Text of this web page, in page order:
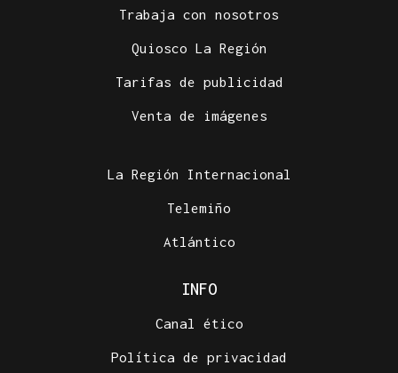
Trabaja con nosotros
Quiosco La Región
Tarifas de publicidad
Venta de imágenes
La Región Internacional
Telemiño
Atlántico
INFO
Canal ético
Política de privacidad